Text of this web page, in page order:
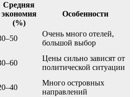
Средняя
экономия
(%)
Особенности
Очень много отелей,
большой выбор
Цены сильно зависят от
политической ситуации
Много островных
направлений